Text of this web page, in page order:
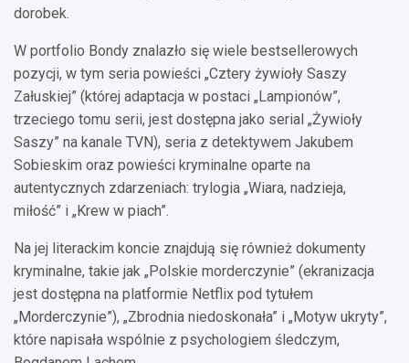
dorobek.
W portfolio Bondy znalazło się wiele bestsellerowych
pozycji, w tym seria powieści „Cztery żywioły Saszy
Załuskiej” (której adaptacja w postaci „Lampionów”,
trzeciego tomu serii, jest dostępna jako serial „Żywioły
Saszy” na kanale TVN), seria z detektywem Jakubem
Sobieskim oraz powieści kryminalne oparte na
autentycznych zdarzeniach: trylogia „Wiara, nadzieja,
miłość” i „Krew w piach”.
Na jej literackim koncie znajdują się również dokumenty
kryminalne, takie jak „Polskie morderczynie” (ekranizacja
jest dostępna na platformie Netflix pod tytułem
„Morderczynie”), „Zbrodnia niedoskonała” i „Motyw ukryty”,
które napisała wspólnie z psychologiem śledczym,